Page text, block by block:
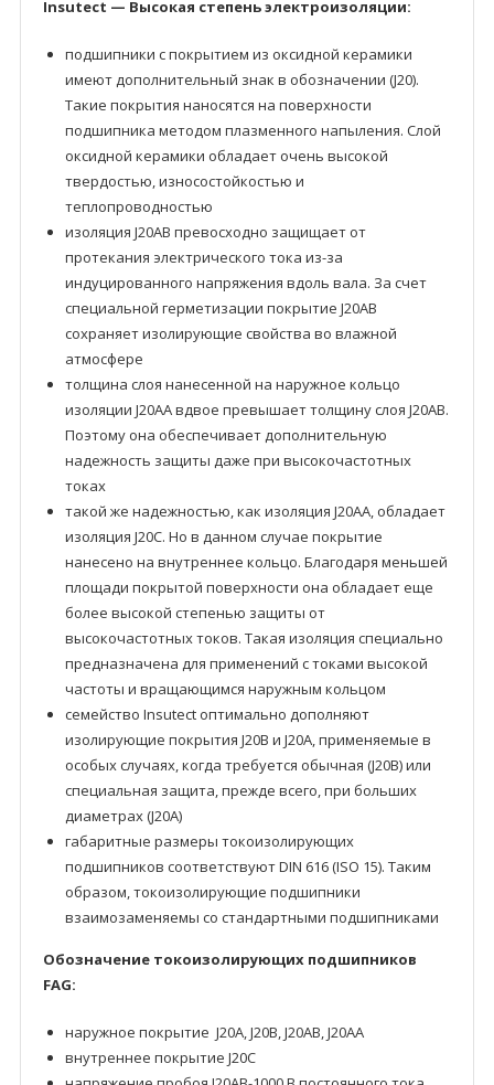
Insutect — Высокая степень электроизоляции:
подшипники с покрытием из оксидной керамики
имеют дополнительный знак в обозначении (J20).
Такие покрытия наносятся на поверхности
подшипника методом плазменного напыления. Слой
оксидной керамики обладает очень высокой
твердостью, износостойкостью и
теплопроводностью
изоляция J20AB превосходно защищает от
протекания электрического тока из-за
индуцированного напряжения вдоль вала. За счет
специальной герметизации покрытие J20AB
сохраняет изолирующие свойства во влажной
атмосфере
толщина слоя нанесенной на наружное кольцо
изоляции J20AA вдвое превышает толщину слоя J20AB.
Поэтому она обеспечивает дополнительную
надежность защиты даже при высокочастотных
токах
такой же надежностью, как изоляция J20AA, обладает
изоляция J20C. Но в данном случае покрытие
нанесено на внутреннее кольцо. Благодаря меньшей
площади покрытой поверхности она обладает еще
более высокой степенью защиты от
высокочастотных токов. Такая изоляция специально
предназначена для применений с токами высокой
частоты и вращающимся наружным кольцом
семейство Insutect оптимально дополняют
изолирующие покрытия J20B и J20A, применяемые в
особых случаях, когда требуется обычная (J20B) или
специальная защита, прежде всего, при больших
диаметрах (J20A)
габаритные размеры токоизолирующих
подшипников соответствуют DIN 616 (ISO 15). Таким
образом, токоизолирующие подшипники
взаимозаменяемы со стандартными подшипниками
Обозначение токоизолирующих подшипников
FAG:
наружное покрытие J20A, J20B, J20AB, J20AA
внутреннее покрытие J20C